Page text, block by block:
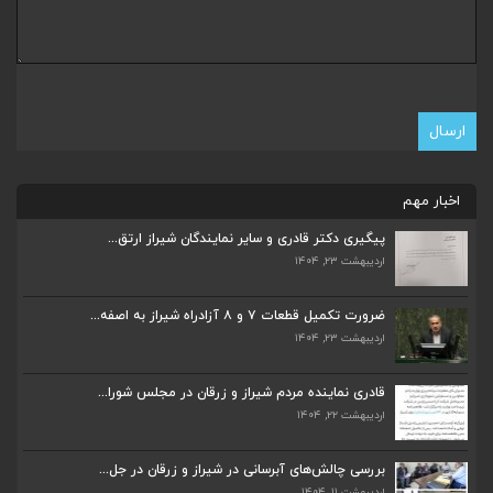
اخبار مهم
پیگیری دکتر قادری و سایر نمایندگان شیراز ارتق...
اردیبهشت ۲۳, ۱۴۰۴
ضرورت تکمیل قطعات ۷ و ۸ آزادراه شیراز به اصفه...
اردیبهشت ۲۳, ۱۴۰۴
قادری نماینده مردم شیراز و زرقان در مجلس شورا...
اردیبهشت ۲۲, ۱۴۰۴
بررسی چالش‌های آبرسانی در شیراز و زرقان در جل...
ضرورت تکمیل قطعات ۷ و ۸ آزادراه شیراز به اصفه...
قادری نماینده مردم شیراز و زرقان در مجلس شورا...